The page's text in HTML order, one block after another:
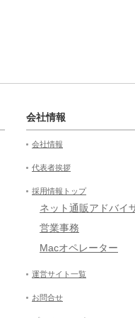
会社情報
会社情報
代表者挨拶
採用情報トップ
ネット通販アドバイ
営業事務
Macオペレーター
運営サイト一覧
お問合せ